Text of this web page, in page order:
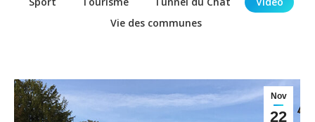
Vie des communes
Nov
22